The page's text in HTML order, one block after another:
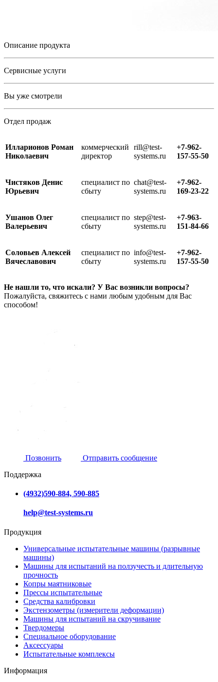
Описание продукта
Сервисные услуги
Вы уже смотрели
Отдел продаж
Илларионов Роман
Николаевич
коммерческий
директор
rill@test-
systems.ru
+7-962-
157-55-50
Чистяков Денис
Юрьевич
специалист по
сбыту
chat@test-
systems.ru
+7-962-
169-23-22
Ушанов Олег
Валерьевич
специалист по
сбыту
step@test-
systems.ru
+7-963-
151-84-66
Соловьев Алексей
Вячеславович
специалист по
сбыту
info@test-
systems.ru
+7-962-
157-55-50
Не нашли то, что искали? У Вас возникли вопросы?
Пожалуйста, свяжитесь с нами любым удобным для Вас
способом!
Позвонить
Отправить сообщение
Поддержка
(4932)590-884, 590-885
help@test-systems.ru
Продукция
Универсальные испытательные машины (разрывные
машины)
Машины для испытаний на ползучесть и длительную
прочность
Копры маятниковые
Прессы испытательные
Средства калибровки
Экстензометры (измерители деформации)
Машины для испытаний на скручивание
Твердомеры
Специальное оборудование
Аксессуары
Испытательные комплексы
Информация